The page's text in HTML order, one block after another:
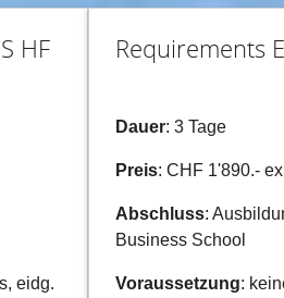
HF
eidg.
Requirements
Dauer: 3 Tage
Preis: CHF 1'890.-
Abschluss:
Business School
Voraussetzung: